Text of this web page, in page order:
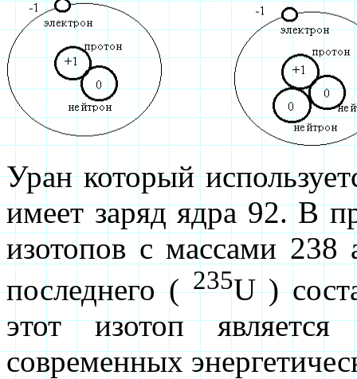
Уран который
имеет заряд ядра 92. В
изотопов с массами
последнего (235U )
этот изотоп
современных